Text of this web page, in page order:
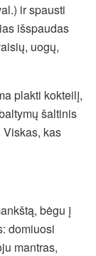
ir spausti
išspaudas
uogų,
plakti kokteilį,
šaltinis
kas
bėgu į
domiuosi
mantras,